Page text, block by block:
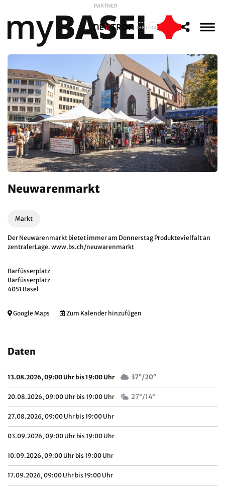
PARTNER
IHR LOGO
Neuwarenmarkt
Markt
Der Neuwarenmarkt bietet immer am Donnerstag Produktevielfalt an
zentralerLage. www.bs.ch/neuwarenmarkt
Barfüsserplatz
Barfüsserplatz
4051 Basel
Google Maps Zum Kalender hinzufügen
Daten
13.08.2026, 09:00 Uhr bis 19:00 Uhr 37°/20°
20.08.2026, 09:00 Uhr bis 19:00 Uhr 27°/14°
27.08.2026, 09:00 Uhr bis 19:00 Uhr
03.09.2026, 09:00 Uhr bis 19:00 Uhr
10.09.2026, 09:00 Uhr bis 19:00 Uhr
17.09.2026, 09:00 Uhr bis 19:00 Uhr